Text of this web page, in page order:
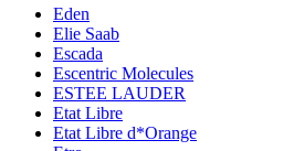
Eden
Elie Saab
Escada
Escentric Molecules
ESTEE LAUDER
Etat Libre
Etat Libre d*Orange